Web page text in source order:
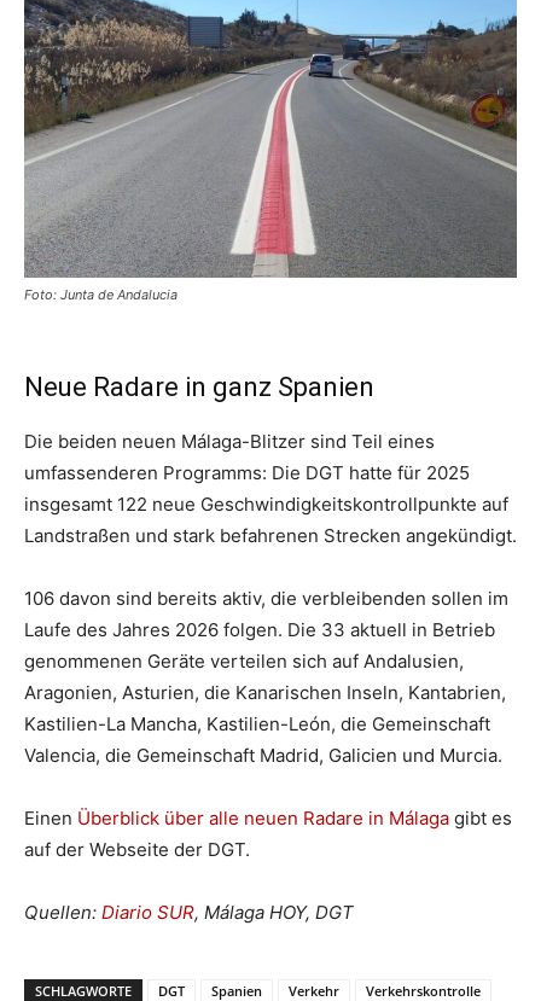
Foto: Junta de Andalucia
Neue Radare in ganz Spanien
Die beiden neuen Málaga-Blitzer sind Teil eines
umfassenderen Programms: Die DGT hatte für 2025
insgesamt 122 neue Geschwindigkeitskontrollpunkte auf
Landstraßen und stark befahrenen Strecken angekündigt.
106 davon sind bereits aktiv, die verbleibenden sollen im
Laufe des Jahres 2026 folgen. Die 33 aktuell in Betrieb
genommenen Geräte verteilen sich auf Andalusien,
Aragonien, Asturien, die Kanarischen Inseln, Kantabrien,
Kastilien-La Mancha, Kastilien-León, die Gemeinschaft
Valencia, die Gemeinschaft Madrid, Galicien und Murcia.
Einen Überblick über alle neuen Radare in Málaga gibt es
auf der Webseite der DGT.
Quellen: Diario SUR, Málaga HOY, DGT
SCHLAGWORTE DGT Spanien Verkehr Verkehrskontrolle